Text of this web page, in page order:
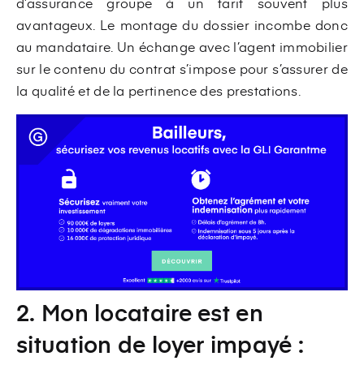
avantageux. Le montage du dossier incombe donc
au mandataire. Un échange avec l’agent immobilier
sur le contenu du contrat s’impose pour s’assurer de
la qualité et de la pertinence des prestations.
2. Mon locataire est en
situation de loyer impayé :